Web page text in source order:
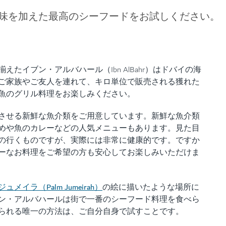
加えた最高のシーフードをお試しください。
たイブン・アルバハール（Ibn AlBahr）はドバイの海
族やご友人を連れて、キロ単位で販売される獲れた
グリル料理をお楽しみください。
る新鮮な魚介類をご用意しています。新鮮な魚介類
魚のカレーなどの人気メニューもあります。見た目
くものですが、実際には非常に健康的です。ですか
お料理をご希望の方も安心してお楽しみいただけま
ュメイラ（Palm Jumeirah）の絵に描いたような場所に
アルバハールは街で一番のシーフード料理を食べら
る唯一の方法は、ご自分自身で試すことです。